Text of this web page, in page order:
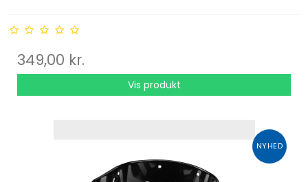
349,00 kr.
Vis produkt
NYHED